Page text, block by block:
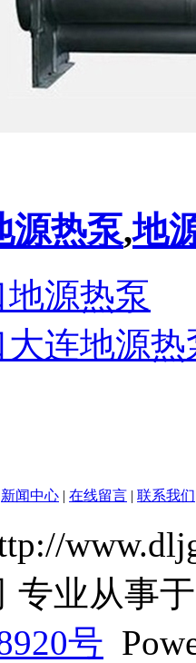
源热泵,地
源热泵
大连地源热
新闻中心 | 在线留言 | 联系我们
专业从事于
号